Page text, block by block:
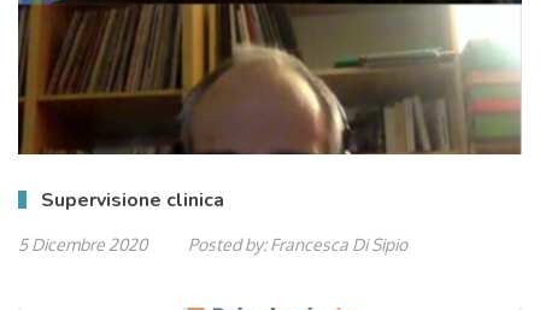
Supervisione clinica
5 Dicembre 2020 Posted by: Francesca Di Sipio